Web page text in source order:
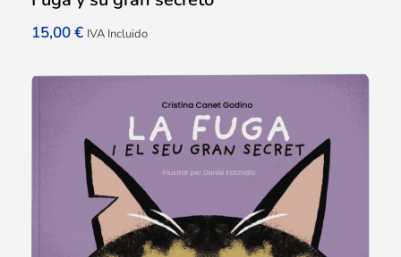
15,00€ IVA Incluido